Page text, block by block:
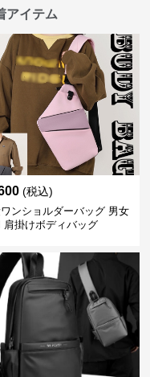
アイテム
(税込)
ンショルダーバッグ 男女
肩掛けボディバッグ